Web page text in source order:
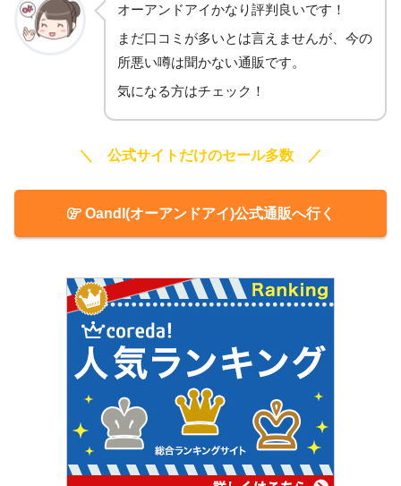
オーアンドアイかなり評判良いです！
まだ口コミが多いとは言えませんが、今の
所悪い噂は聞かない通販です。
気になる方はチェック！
＼ 公式サイトだけのセール多数 ／
OandI(オーアンドアイ)公式通販へ行く